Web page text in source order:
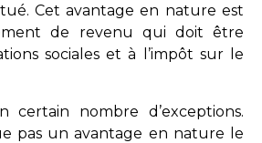
Cet avantage en nature est
de revenu qui doit être
sociales et à l’impôt sur le
certain nombre d’exceptions.
pas un avantage en nature le